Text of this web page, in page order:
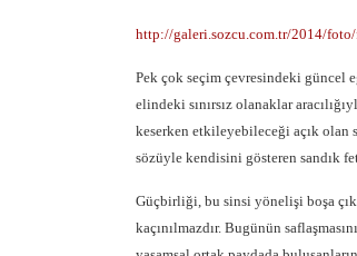
http://galeri.sozcu.com.tr/2014/
Pek çok seçim çevresindeki güncel
elindeki sınırsız olanaklar
keserken etkileyebileceği açık olan
sözüyle kendisini gösteren sandık
Güçbirliği, bu sinsi yönelişi boşa
kaçınılmazdır. Bugünün